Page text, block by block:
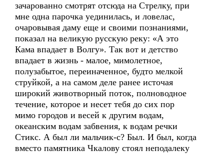
зачарованно смотрят отсюда на Стрелку, при
мне одна парочка уединилась, и ловелас,
очаровывая даму еще и своими познаниями,
показал на великую русскую реку: «А это
Кама впадает в Волгу». Так вот и детство
впадает в жизнь - малое, мимолетное,
полузабытое, переиначенное, будто мелкой
струйкой, а на самом деле ранее источая
широкий животворный поток, полноводное
течение, которое и несет тебя до сих пор
мимо городов и весей к другим водам,
океанским водам забвения, к водам речки
Стикс. А был ли мальчик-с? Был. И был, когда
вместо памятника Чкалову стоял неподалеку